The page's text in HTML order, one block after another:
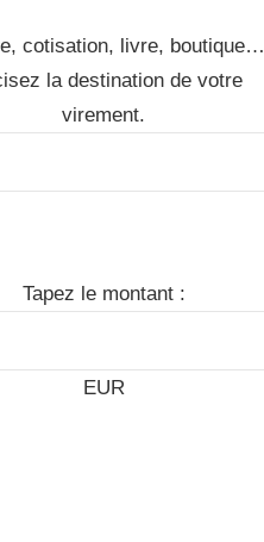
cotisation, livre,
la destination de votre
virement.
Tapez le montant :
EUR